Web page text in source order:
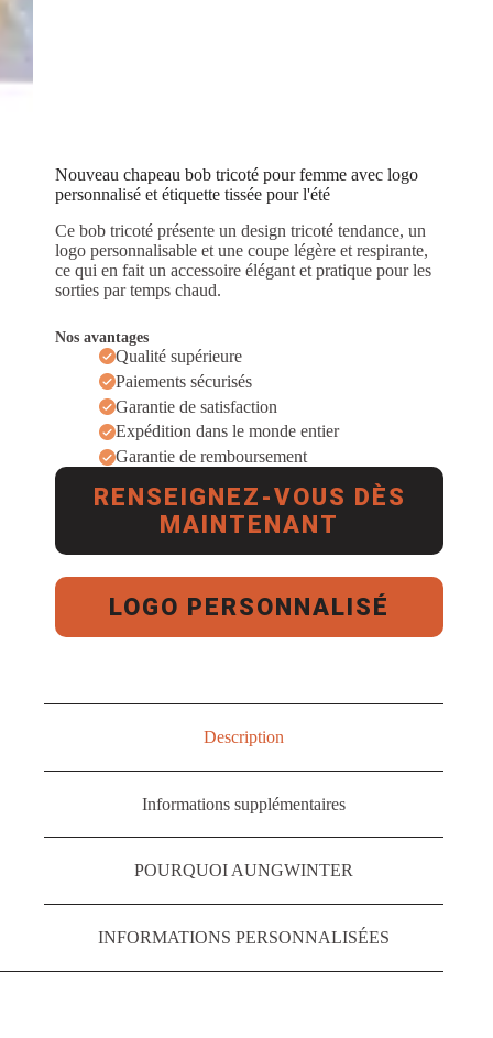
Nouveau chapeau bob tricoté pour femme avec logo
personnalisé et étiquette tissée pour l'été
Ce bob tricoté présente un design tricoté tendance, un
logo personnalisable et une coupe légère et respirante,
ce qui en fait un accessoire élégant et pratique pour les
sorties par temps chaud.
Nos avantages
Qualité supérieure
Paiements sécurisés
Garantie de satisfaction
Expédition dans le monde entier
Garantie de remboursement
RENSEIGNEZ-VOUS DÈS
MAINTENANT
LOGO PERSONNALISÉ
Description
Informations supplémentaires
POURQUOI AUNGWINTER
INFORMATIONS PERSONNALISÉES